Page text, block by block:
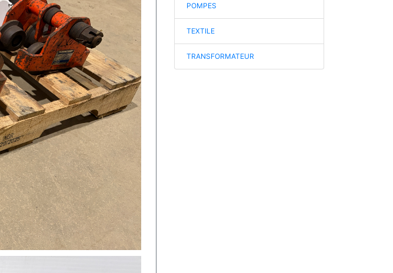
POMPES
TEXTILE
TRANSFORMATEUR